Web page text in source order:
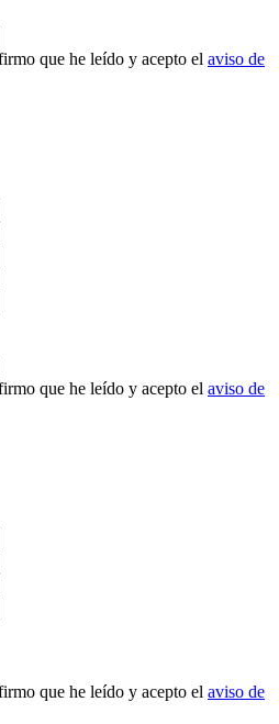
que he leído y acepto el aviso de
que he leído y acepto el aviso de
que he leído y acepto el aviso de